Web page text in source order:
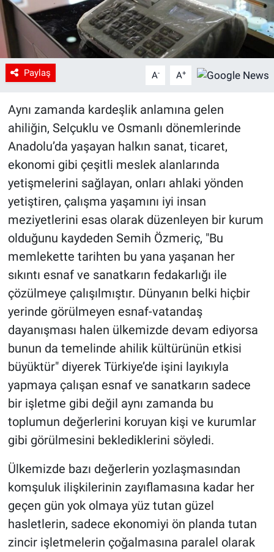
Paylaş A- A+
Aynı zamanda kardeşlik anlamına gelen
ahiliğin, Selçuklu ve Osmanlı dönemlerinde
Anadolu’da yaşayan halkın sanat, ticaret,
ekonomi gibi çeşitli meslek alanlarında
yetişmelerini sağlayan, onları ahlaki yönden
yetiştiren, çalışma yaşamını iyi insan
meziyetlerini esas olarak düzenleyen bir kurum
olduğunu kaydeden Semih Özmeriç, "Bu
memlekette tarihten bu yana yaşanan her
sıkıntı esnaf ve sanatkarın fedakarlığı ile
çözülmeye çalışılmıştır. Dünyanın belki hiçbir
yerinde görülmeyen esnaf-vatandaş
dayanışması halen ülkemizde devam ediyorsa
bunun da temelinde ahilik kültürünün etkisi
büyüktür" diyerek Türkiye’de işini layıkıyla
yapmaya çalışan esnaf ve sanatkarın sadece
bir işletme gibi değil aynı zamanda bu
toplumun değerlerini koruyan kişi ve kurumlar
gibi görülmesini beklediklerini söyledi.
Ülkemizde bazı değerlerin yozlaşmasından
komşuluk ilişkilerinin zayıflamasına kadar her
geçen gün yok olmaya yüz tutan güzel
hasletlerin, sadece ekonomiyi ön planda tutan
zincir işletmelerin çoğalmasına paralel olarak